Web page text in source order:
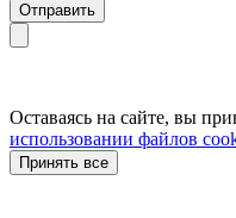
Отправить
Оставаясь на сайте, вы
использовании файлов
Принять все